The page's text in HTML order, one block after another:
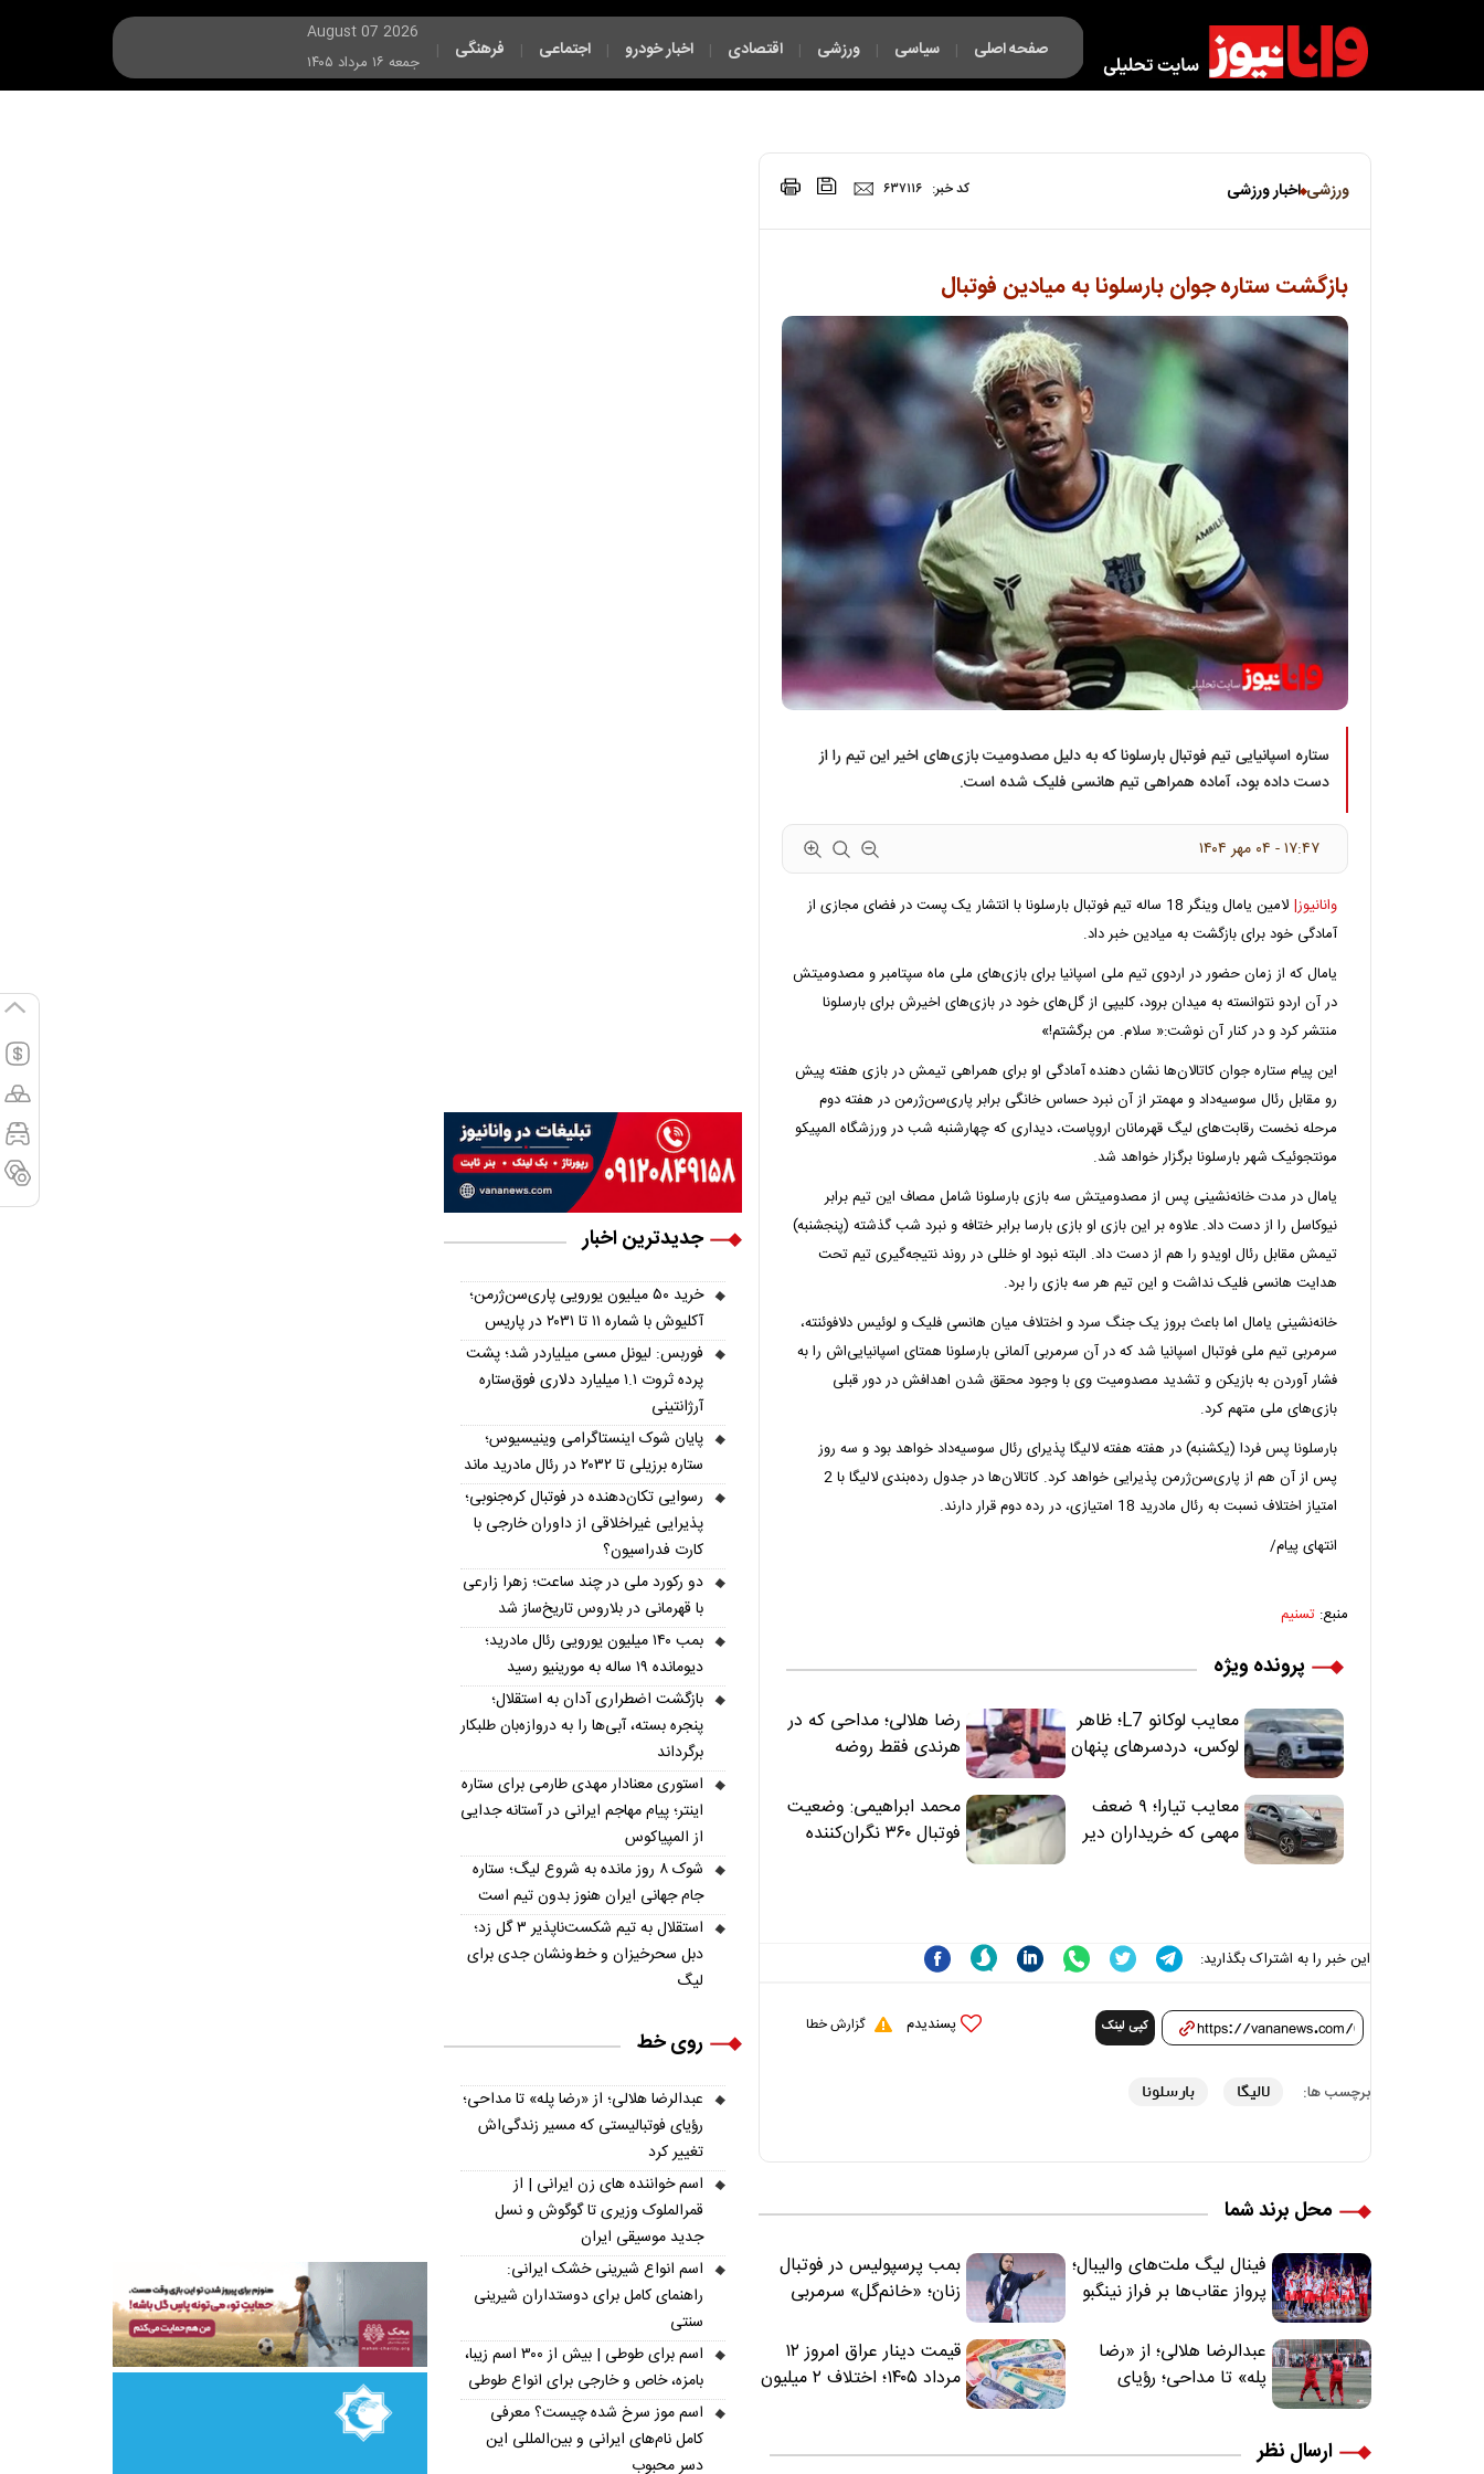
صفحه اصلی | سیاسی | ورزشی | اقتصادی | اخبار خودرو | اجتماعی | فرهنگی |
فکت لایف |
August 07 2026
جمعه ۱۶ مرداد ۱۴۰۵
ورزشی اخبار ورزشی کد خبر: ۶۳۷۱۱۶
بازگشت ستاره جوان بارسلونا به میادین فوتبال
ستاره اسپانیایی تیم فوتبال بارسلونا که به دلیل مصدومیت بازی‌های اخیر این تیم را از
دست داده بود، آماده همراهی تیم هانسی فلیک شده است.
۱۷:۴۷ - ۰۴ مهر ۱۴۰۴
وانانیوز|
لامین یامال وینگر 18 ساله تیم فوتبال بارسلونا با انتشار یک پست در فضای مجازی از
آمادگی خود برای بازگشت به میادین خبر داد.
یامال که از زمان حضور در اردوی تیم ملی اسپانیا برای بازی‌های ملی ماه سپتامبر و مصدومیتش
در آن اردو نتوانسته به میدان برود، کلیپی از گل‌های خود در بازی‌های اخیرش برای بارسلونا
منتشر کرد و در کنار آن نوشت:« سلام. من برگشتم!»
این پیام ستاره جوان کاتالان‌ها نشان دهنده آمادگی او برای همراهی تیمش در بازی هفته پیش
رو مقابل رئال سوسیه‌داد و مهمتر از آن نبرد حساس خانگی برابر پاری‌سن‌ژرمن در هفته دوم
مرحله نخست رقابت‌های لیگ قهرمانان اروپاست، دیداری که چهارشنبه شب در ورزشگاه المپیکو
مونتجوئیک شهر بارسلونا برگزار خواهد شد.
یامال در مدت خانه‌نشینی پس از مصدومیتش سه بازی بارسلونا شامل مصاف این تیم برابر
نیوکاسل را از دست داد. علاوه بر این بازی او بازی بارسا برابر ختافه و نبرد شب گذشته (پنجشنبه)
تیمش مقابل رئال اویدو را هم از دست داد. البته نبود او خللی در روند نتیجه‌گیری تیم تحت
هدایت هانسی فلیک نداشت و این تیم هر سه بازی را برد.
خانه‌نشینی یامال اما باعث بروز یک جنگ سرد و اختلاف میان هانسی فلیک و لوئیس دلافوئنته،
سرمربی تیم ملی فوتبال اسپانیا شد که در آن سرمربی آلمانی بارسلونا همتای اسپانیایی‌اش را به
فشار آوردن به بازیکن و تشدید مصدومیت وی با وجود محقق شدن اهدافش در دور قبلی
بازی‌های ملی متهم کرد.
بارسلونا پس فردا (یکشنبه) در هفته هفته لالیگا پذیرای رئال سوسیه‌داد خواهد بود و سه روز
پس از آن هم از پاری‌سن‌ژرمن پذیرایی خواهد کرد. کاتالان‌ها در جدول رده‌بندی لالیگا با 2
امتیاز اختلاف نسبت به رئال مادرید 18 امتیازی، در رده دوم قرار دارند.
انتهای پیام/
منبع: تسنیم
پرونده ویژه
معایب لوکانو L7؛ ظاهر
لوکس، دردسرهای پنهان
رضا هلالی؛ مداحی که در
هرندی فقط روضه
«تکیه‌گاه آقا مرتضی
علی(ع)» را جدی‌تر
معایب تیارا؛ ۹ ضعف
مهمی که خریداران دیر
محمد ابراهیمی: وضعیت
فوتبال ۳۶۰ نگران‌کننده
این خبر را به اشتراک بگذارید:
کپی لینک پسندیدم گزارش خطا
برچسب ها: لالیگا بارسلونا
محل برند شما
فینال لیگ ملت‌های والیبال؛
پرواز عقاب‌ها بر فراز نینگبو
بمب پرسپولیس در فوتبال
زنان؛ «خانم‌گل» سرمربی
عبدالرضا هلالی؛ از «رضا
پله» تا مداحی؛ رؤیای
قیمت دینار عراق امروز ۱۲
مرداد ۱۴۰۵؛ اختلاف ۲ میلیون
ارسال نظر
جدیدترین اخبار
خرید ۵۰ میلیون یورویی پاری‌سن‌ژرمن؛
آکلیوش با شماره ۱۱ تا ۲۰۳۱ در پاریس
فوربس: لیونل مسی میلیاردر شد؛ پشت
پرده ثروت ۱.۱ میلیارد دلاری فوق‌ستاره
آرژانتینی
پایان شوک اینستاگرامی وینیسیوس؛
ستاره برزیلی تا ۲۰۳۲ در رئال مادرید ماند
رسوایی تکان‌دهنده در فوتبال کره‌جنوبی؛
پذیرایی غیراخلاقی از داوران خارجی با
کارت فدراسیون؟
دو رکورد ملی در چند ساعت؛ زهرا زارعی
با قهرمانی در بلاروس تاریخ‌ساز شد
بمب ۱۴۰ میلیون یورویی رئال مادرید؛
دیومانده ۱۹ ساله به مورینیو رسید
بازگشت اضطراری آدان به استقلال؛
پنجره بسته، آبی‌ها را به دروازه‌بان طلبکار
برگرداند
استوری معنادار مهدی طارمی برای ستاره
اینتر؛ پیام مهاجم ایرانی در آستانه جدایی
از المپیاکوس
شوک ۸ روز مانده به شروع لیگ؛ ستاره
جام جهانی ایران هنوز بدون تیم است
استقلال به تیم شکست‌ناپذیر ۳ گل زد؛
دبل سحرخیزان و خط‌ونشان جدی برای
لیگ
روی خط
عبدالرضا هلالی؛ از «رضا پله» تا مداحی؛
رؤیای فوتبالیستی که مسیر زندگی‌اش
تغییر کرد
اسم خواننده های زن ایرانی | از
قمرالملوک وزیری تا گوگوش و نسل
جدید موسیقی ایران
اسم انواع شیرینی خشک ایرانی:
راهنمای کامل برای دوستداران شیرینی
سنتی
اسم برای طوطی | بیش از ۳۰۰ اسم زیبا،
بامزه، خاص و خارجی برای انواع طوطی
اسم موز سرخ شده چیست؟ معرفی
کامل نام‌های ایرانی و بین‌المللی این
دسر محبوب